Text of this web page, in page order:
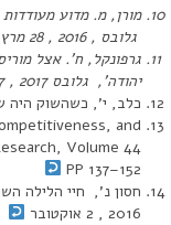
מורן, מ. מדוע
גלובס , 2016 , 28 מרץ
גרפונקל, ח’. אצל
יהודה’, גלובס 2017 , 7 ינואר
כלב, י’, כשהשוק היה שוק,
and
Volume 44
PP 137–152
חסון נ’, חיי הלילה
2016 , 2 אוקטובר